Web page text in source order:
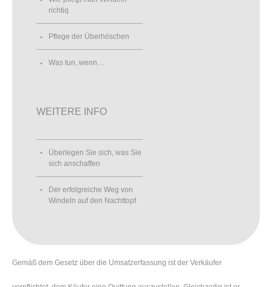
richtiq
Pflege der Überhöschen
Was tun, wenn…
WEITERE INFO
Überlegen Sie sich, was Sie
sich anschaffen
Der erfolgreiche Weg von
Windeln auf den Nachttopf
Gemäß dem Gesetz über die Umsatzerfassung ist der Verkäufer